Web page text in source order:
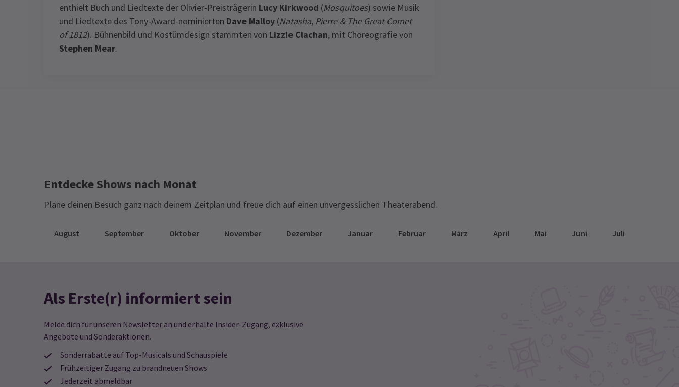
enthielt Buch und Liedtexte der Olivier-Preisträgerin Lucy Kirkwood (Mosquitoes) sowie Musik
und Liedtexte des Tony-Award-nominierten Dave Malloy (Natasha, Pierre & The Great Comet
of 1812). Bühnenbild und Kostümdesign stammten von Lizzie Clachan, mit Choreografie von
Stephen Mear.
Entdecke Shows nach Monat
Plane deinen Besuch ganz nach deinem Zeitplan und freue dich auf einen unvergesslichen Theaterabend.
August September Oktober November Dezember Januar Februar März April Mai Juni Juli
Als Erste(r) informiert sein
Melde dich für unseren Newsletter an und erhalte Insider-Zugang, exklusive
Angebote und Sonderaktionen.
Sonderrabatte auf Top-Musicals und Schauspiele
Frühzeitiger Zugang zu brandneuen Shows
Jederzeit abmeldbar